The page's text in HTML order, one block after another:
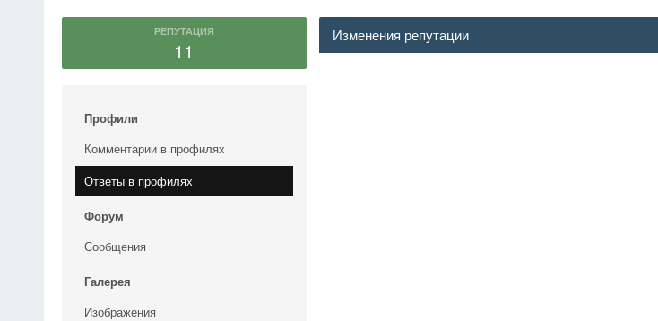
РЕПУТАЦИЯ
11
Профили
Комментарии в профилях
Ответы в профилях
Форум
Сообщения
Галерея
Изображения
Изменения репутации